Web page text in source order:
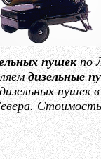
пушекпо
дизельные
пушек